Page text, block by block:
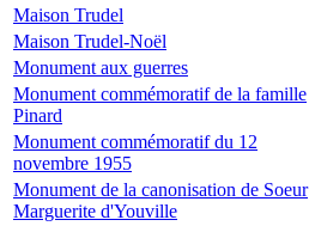
Maison Trudel
Maison Trudel-Noël
Monument aux guerres
Monument commémoratif de la famille
Pinard
Monument commémoratif du 12
novembre 1955
Monument de la canonisation de Soeur
Marguerite d'Youville